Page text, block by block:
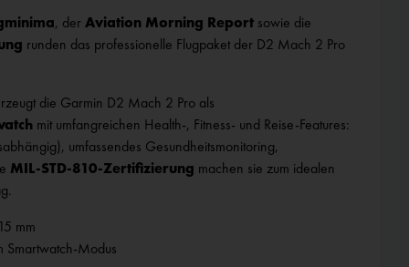
, derAviation Morning Report sowie die
runden das professionelle Flugpaket der D2 Mach 2 Pro
die Garmin D2 Mach 2 Pro als
mit umfangreichen Health‑, Fitness‑ und Reise‑Features:
umfassendes Gesundheitsmonitoring,
MIL‑STD‑810‑Zertifizierung machen sie zum idealen
mm
Smartwatch‑Modus